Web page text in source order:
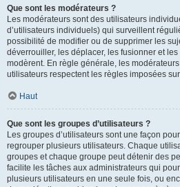
Que sont les modérateurs ?
Les modérateurs sont des utilisateurs
d’utilisateurs individuels) qui surveillent
possibilité de modifier ou de supprimer les
déverrouiller, les déplacer, les fusionner et
modèrent. En règle générale, les
utilisateurs respectent les règles imposées
Haut
Que sont les groupes d’utilisateurs ?
Les groupes d’utilisateurs sont une façon
regrouper plusieurs utilisateurs. Chaque
groupes et chaque groupe peut détenir des
facilite les tâches aux administrateurs qui
plusieurs utilisateurs en une seule fois, ou